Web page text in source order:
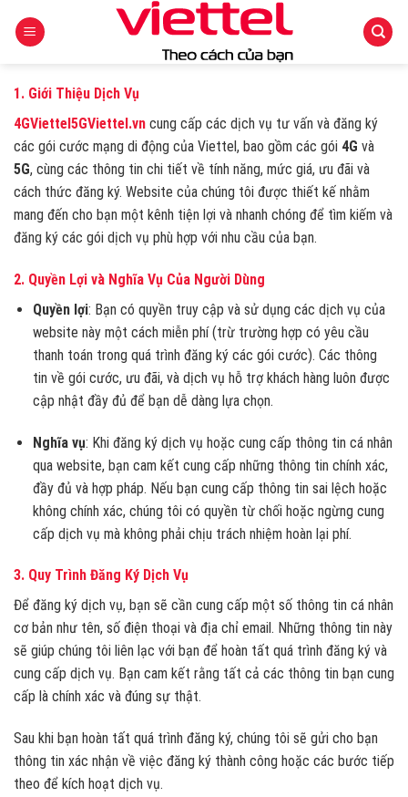
1. Giới Thiệu Dịch Vụ
4GViettel5GViettel.vn cung cấp các dịch vụ tư vấn và đăng ký
các gói cước mạng di động của Viettel, bao gồm các gói 4G và
5G, cùng các thông tin chi tiết về tính năng, mức giá, ưu đãi và
cách thức đăng ký. Website của chúng tôi được thiết kế nhằm
mang đến cho bạn một kênh tiện lợi và nhanh chóng để tìm kiếm và
đăng ký các gói dịch vụ phù hợp với nhu cầu của bạn.
2. Quyền Lợi và Nghĩa Vụ Của Người Dùng
Quyền lợi: Bạn có quyền truy cập và sử dụng các dịch vụ của
website này một cách miễn phí (trừ trường hợp có yêu cầu
thanh toán trong quá trình đăng ký các gói cước). Các thông
tin về gói cước, ưu đãi, và dịch vụ hỗ trợ khách hàng luôn được
cập nhật đầy đủ để bạn dễ dàng lựa chọn.
Nghĩa vụ: Khi đăng ký dịch vụ hoặc cung cấp thông tin cá nhân
qua website, bạn cam kết cung cấp những thông tin chính xác,
đầy đủ và hợp pháp. Nếu bạn cung cấp thông tin sai lệch hoặc
không chính xác, chúng tôi có quyền từ chối hoặc ngừng cung
cấp dịch vụ mà không phải chịu trách nhiệm hoàn lại phí.
3. Quy Trình Đăng Ký Dịch Vụ
Để đăng ký dịch vụ, bạn sẽ cần cung cấp một số thông tin cá nhân
cơ bản như tên, số điện thoại và địa chỉ email. Những thông tin này
sẽ giúp chúng tôi liên lạc với bạn để hoàn tất quá trình đăng ký và
cung cấp dịch vụ. Bạn cam kết rằng tất cả các thông tin bạn cung
cấp là chính xác và đúng sự thật.
Sau khi bạn hoàn tất quá trình đăng ký, chúng tôi sẽ gửi cho bạn
thông tin xác nhận về việc đăng ký thành công hoặc các bước tiếp
theo để kích hoạt dịch vụ.